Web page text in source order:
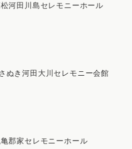
河田川島セレモニーホール
き河田大川セレモニー会館
郡家セレモニーホール